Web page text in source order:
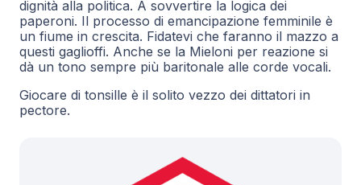
dignità alla politica. A sovvertire la logica dei
paperoni. Il processo di emancipazione femminile è
un fiume in crescita. Fidatevi che faranno il mazzo a
questi gaglioffi. Anche se la Mieloni per reazione si
dà un tono sempre più baritonale alle corde vocali.
Giocare di tonsille è il solito vezzo dei dittatori in
pectore.